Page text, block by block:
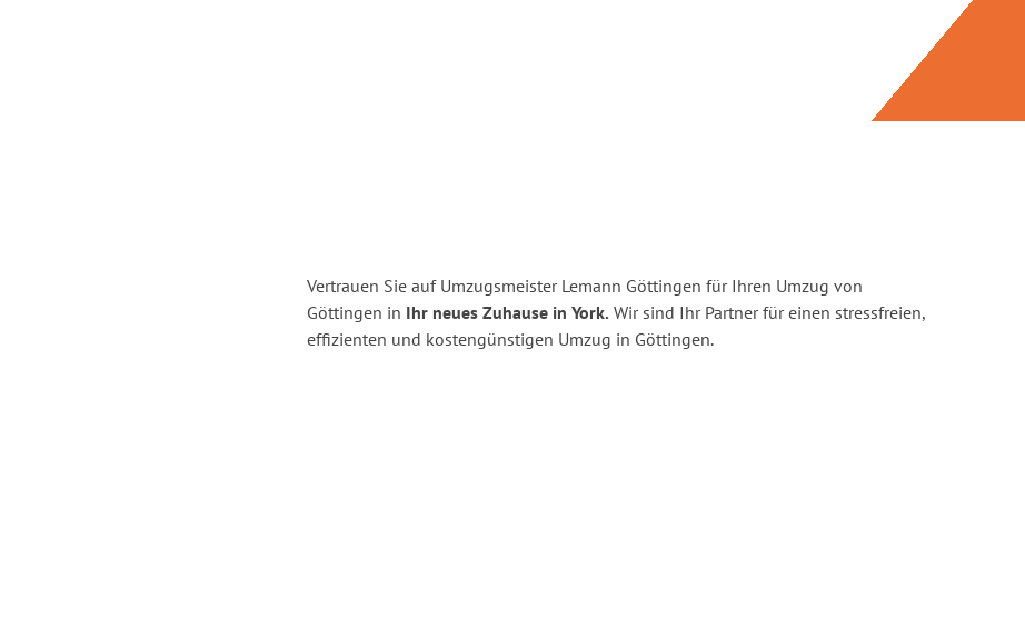
Vertrauen Sie auf Umzugsmeister Lemann Göttingen für Ihren Umzug von
Göttingen in Ihr neues Zuhause in York. Wir sind Ihr Partner für einen stressfreien,
effizienten und kostengünstigen Umzug in Göttingen.